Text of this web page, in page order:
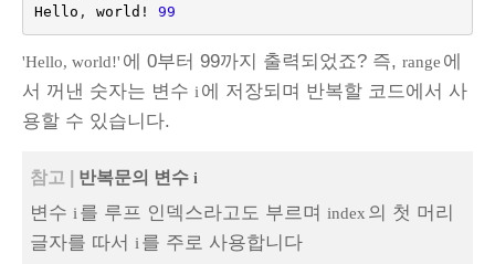
Hello , world ! 99
'Hello, world!' 에 0부터 99까지 출력되었죠? 즉, range 에
서 꺼낸 숫자는 변수 i 에 저장되며 반복할 코드에서 사
용할 수 있습니다.
참고 | 반복문의 변수 i
변수 i 를 루프 인덱스라고도 부르며 index 의 첫 머리
글자를 따서 i 를 주로 사용합니다